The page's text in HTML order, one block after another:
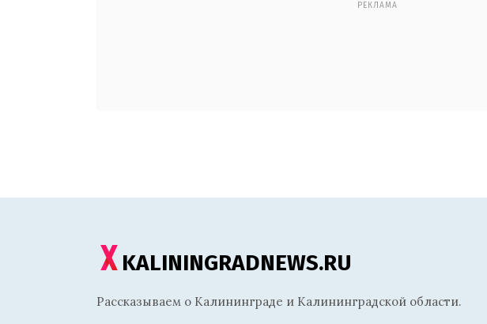
РЕКЛАМА
KALININGRADNEWS.RU
Рассказываем о Калининграде и Калининградской области.